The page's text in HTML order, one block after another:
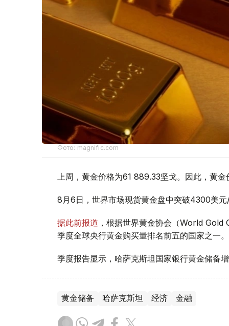
Фото: magnific.com
上周，黄金价格为61 889.33坚戈。因此，黄
8月6日，世界市场现货黄金盘中突破4300美元
据此前报道 ，根据世界黄金协会（World
季度全球央行黄金购买量排名前五的国家之一。
季度报告显示，哈萨克斯坦国家银行黄金储备增
黄金储备 哈萨克斯坦 经济 金融